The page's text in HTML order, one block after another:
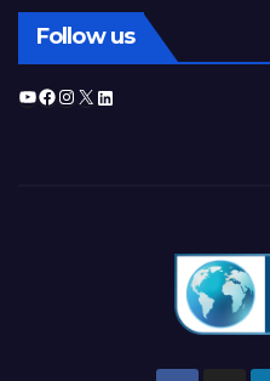
Follow us
YouTube
Facebook
Instagram
X LinkedIn